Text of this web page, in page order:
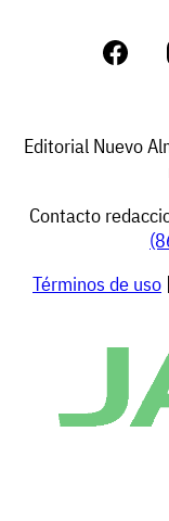
Editorial Nuevo
Contacto
Términos de uso |